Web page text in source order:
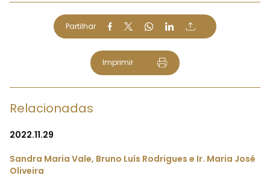
Partilhar
Imprimir
Relacionadas
2022.11.29
Sandra Maria Vale, Bruno Luís Rodrigues e Ir. Maria José
Oliveira